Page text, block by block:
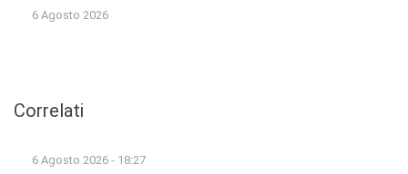
6 Agosto 2026
Correlati
6 Agosto 2026 - 18:27